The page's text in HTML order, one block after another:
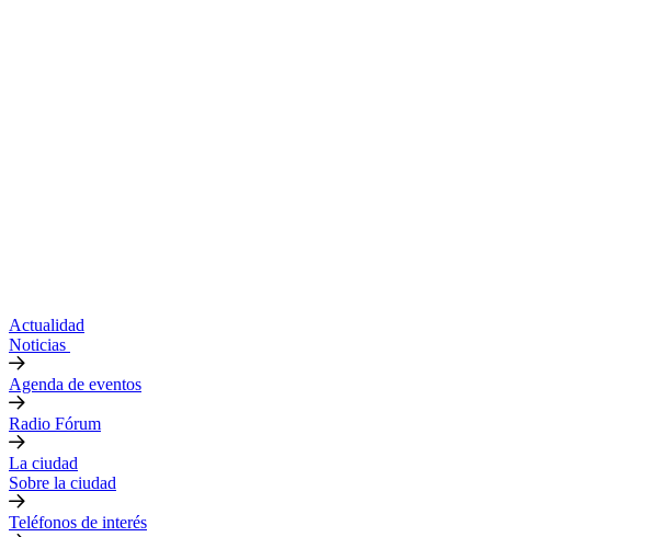
Actualidad
Noticias
Agenda de eventos
Radio Fórum
La ciudad
Sobre la ciudad
Teléfonos de interés